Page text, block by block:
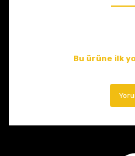
Bu ürüne ilk